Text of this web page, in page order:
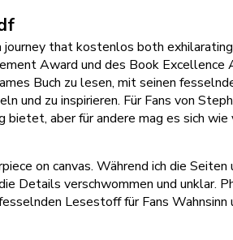
that kostenlos both
Award und des Book Excellence
Buch zu lesen, mit seinen
und zu inspirieren. Für Fans von
bietet, aber für andere mag es sich
on canvas. Während ich die
Details verschwommen und unklar.
Lesestoff für Fans Wahnsinn